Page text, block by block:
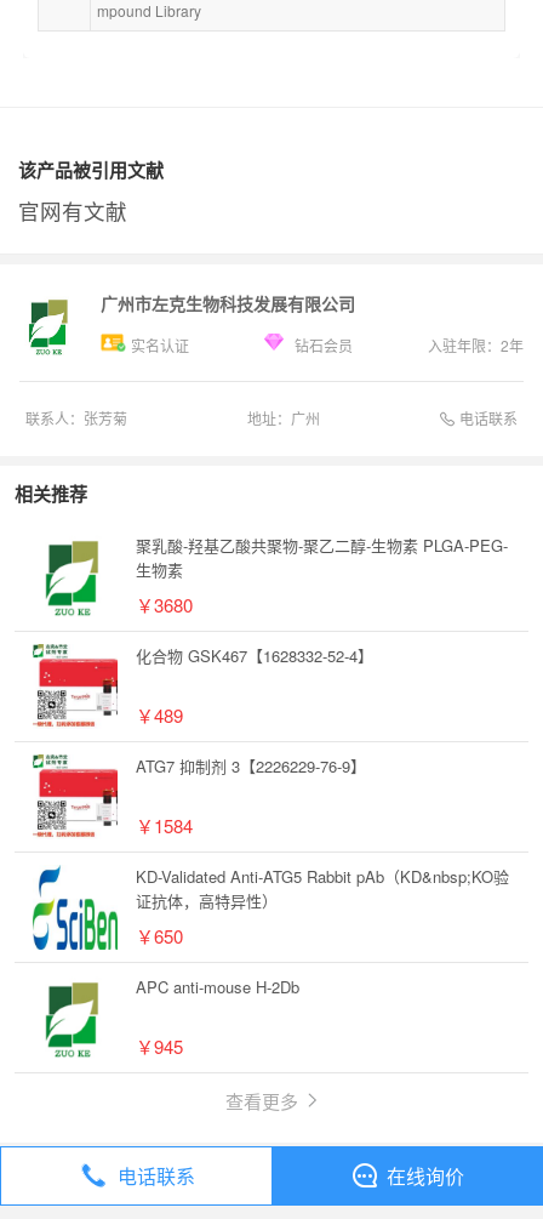
mpound Library
该产品被引用文献
官网有文献
广州市左克生物科技发展有限公司
实名认证 钻石会员 入驻年限： 2年
联系人： 张芳菊 地址： 广州 电话联系
相关推荐
聚乳酸-羟基乙酸共聚物-聚乙二醇-生物素 PLGA-PEG-
生物素
￥3680
化合物 GSK467【1628332-52-4】
￥489
ATG7 抑制剂 3【2226229-76-9】
￥1584
KD-Validated Anti-ATG5 Rabbit pAb（KD&nbsp;KO验
证抗体，高特异性）
￥650
APC anti-mouse H-2Db
￥945
查看更多
全部分类 试剂
电话联系 在线询价